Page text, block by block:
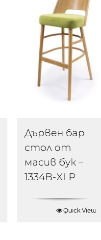
Дървен бар
стол от
масив бук –
1334B-XLP
Quick View